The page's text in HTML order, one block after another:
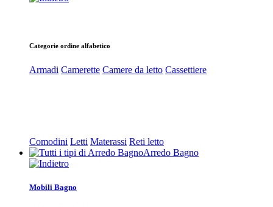
Categorie ordine alfabetico
Armadi Camerette Camere da letto Cassettiere
Comodini Letti Materassi Reti letto
Arredo Bagno
Mobili Bagno